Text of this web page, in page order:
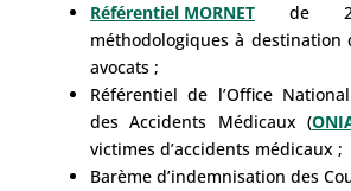
Référentiel MORNET de
méthodologiques à destination
avocats ;
Référentiel de l’Office
des Accidents Médicaux (
victimes d’accidents médicaux ;
Barème d’indemnisation des